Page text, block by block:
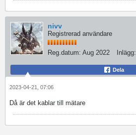
nivv
Registrerad användare
Reg.datum: Aug 2022 Inlägg:
Dela
2023-04-21, 07:06
Då är det kablar till mätare